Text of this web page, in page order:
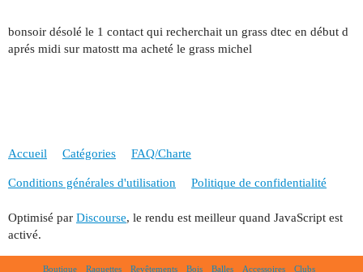
bonsoir désolé le 1 contact qui recherchait un grass dtec en début d
aprés midi sur matostt ma acheté le grass michel
Accueil Catégories FAQ/Charte
Conditions générales d'utilisation Politique de confidentialité
Optimisé par Discourse, le rendu est meilleur quand JavaScript est
activé.
Boutique Raquettes Revêtements Bois Balles Accessoires Clubs